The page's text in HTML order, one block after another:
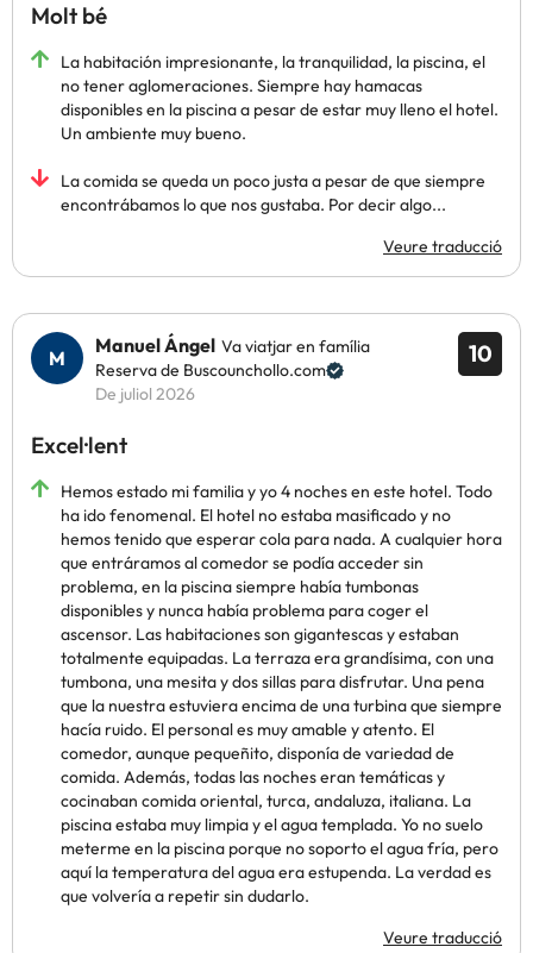
Molt bé
La habitación impresionante, la tranquilidad, la piscina, el
no tener aglomeraciones. Siempre hay hamacas
disponibles en la piscina a pesar de estar muy lleno el hotel.
Un ambiente muy bueno.
La comida se queda un poco justa a pesar de que siempre
encontrábamos lo que nos gustaba. Por decir algo...
Veure traducció
10
Manuel Ángel Va viatjar en família
Reserva de Buscounchollo.com
De juliol 2026
Excel·lent
Hemos estado mi familia y yo 4 noches en este hotel. Todo
ha ido fenomenal. El hotel no estaba masificado y no
hemos tenido que esperar cola para nada. A cualquier hora
que entráramos al comedor se podía acceder sin
problema, en la piscina siempre había tumbonas
disponibles y nunca había problema para coger el
ascensor. Las habitaciones son gigantescas y estaban
totalmente equipadas. La terraza era grandísima, con una
tumbona, una mesita y dos sillas para disfrutar. Una pena
que la nuestra estuviera encima de una turbina que siempre
hacía ruido. El personal es muy amable y atento. El
comedor, aunque pequeñito, disponía de variedad de
comida. Además, todas las noches eran temáticas y
cocinaban comida oriental, turca, andaluza, italiana. La
piscina estaba muy limpia y el agua templada. Yo no suelo
meterme en la piscina porque no soporto el agua fría, pero
aquí la temperatura del agua era estupenda. La verdad es
que volvería a repetir sin dudarlo.
Veure traducció